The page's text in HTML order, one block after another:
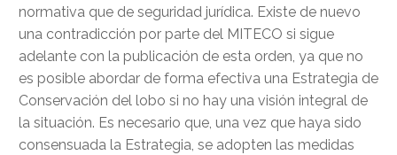
normativa que de seguridad jurídica. Existe de nuevo
una contradicción por parte del MITECO si sigue
adelante con la publicación de esta orden, ya que no
es posible abordar de forma efectiva una Estrategia de
Conservación del lobo si no hay una visión integral de
la situación. Es necesario que, una vez que haya sido
consensuada la Estrategia, se adopten las medidas